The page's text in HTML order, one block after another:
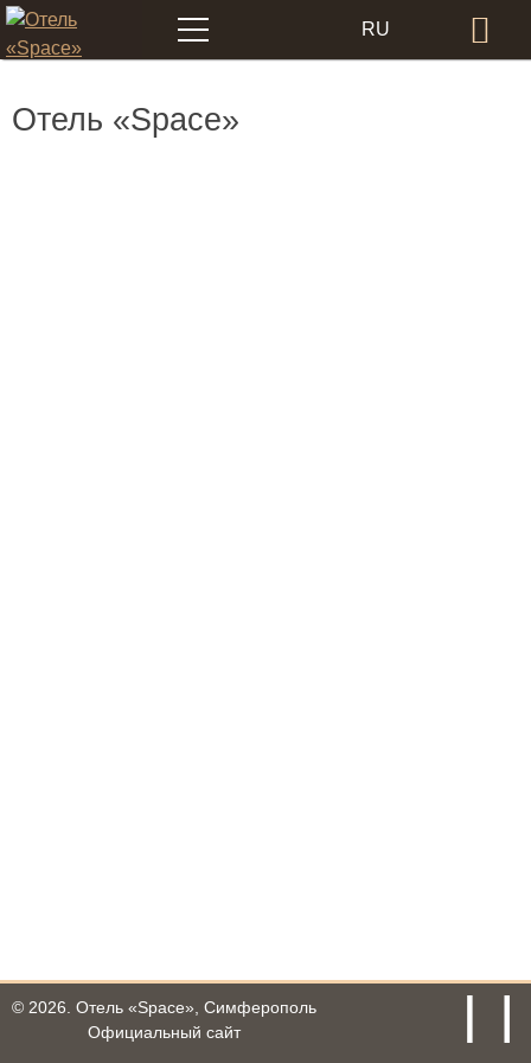
Меню RU
Отель «Space»
© 2026. Отель «Space», Симферополь
Официальный сайт